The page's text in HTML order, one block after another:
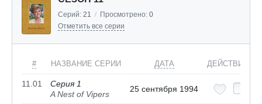
Серий: 21 / Просмотрено: 0
Отметить все серии
# НАЗВАНИЕ СЕРИИ ДАТА ДЕЙСТВИЯ
11.01
Серия 1
A Nest of Vipers
25 сентября 1994